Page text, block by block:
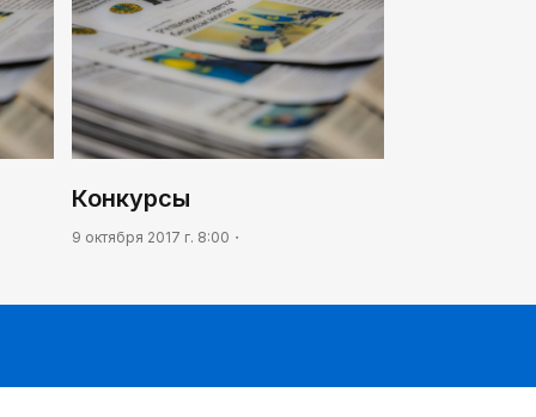
Жизнь за окном
02:30
Не хочется уезжать
03:30
Конкурсы
9 октября 2017 г. 8:00